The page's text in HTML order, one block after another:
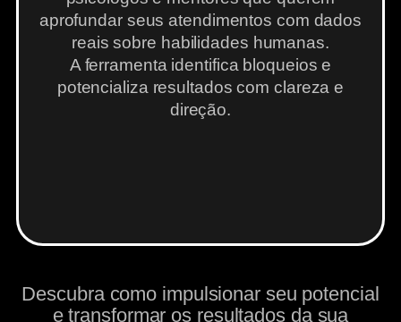
aprofundar seus atendimentos com dados
reais sobre habilidades humanas.
A ferramenta identifica bloqueios e
potencializa resultados com clareza e
direção.
Descubra como impulsionar seu potencial
e transformar os resultados da sua